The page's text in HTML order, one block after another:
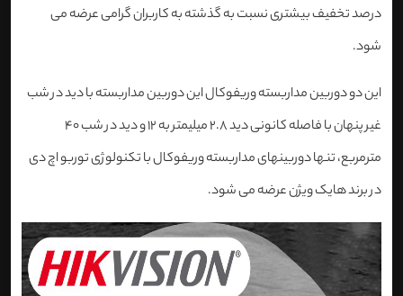
درصد تخفیف بیشتری نسبت به گذشته به کاربران گرامی عرضه می
شود.
این دو دوربین مداربسته وریفوکال این دوربین مداربسته با دید در شب
غیر پنهان با فاصله کانونی دید 2.8 میلیمتر به 12 و دید در شب 40
مترمربع، تنها دوربینهای مداربسته وریفوکال با تکنولوژی توربو اچ دی
در برند هایک ویژن عرضه می شود.